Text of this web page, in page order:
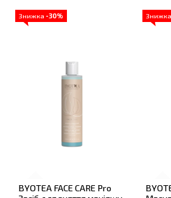
Знижка -30%
BYOTEA FACE CARE Pro
Знижка